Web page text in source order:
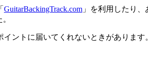
GuitarBackingTrack.com 」を利用したり、
ントに届いてくれないときがありま